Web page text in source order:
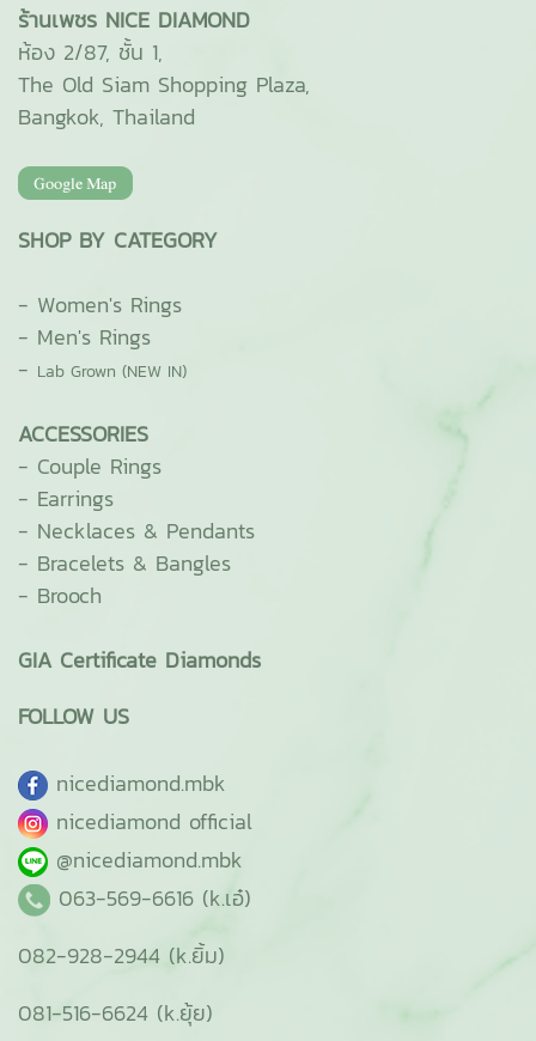
ร้านเพชร NICE DIAMOND
ห้อง 2/87, ชั้น 1,
The Old Siam Shopping Plaza,
Bangkok, Thailand
SHOP BY CATEGORY
- Women's Rings
- Men's Rings
- Lab Grown (NEW IN)
ACCESSORIES
- Couple Rings
- Earrings
- Necklaces & Pendants
- Bracelets & Bangles
- Brooch
GIA Certificate Diamonds
FOLLOW US
nicediamond.mbk
nicediamond official
@nicediamond.mbk
063-569-6616 (k.เอ๋)
082-928-2944 (k.ยิ้ม)
081-516-6624 (k.ยุ้ย)